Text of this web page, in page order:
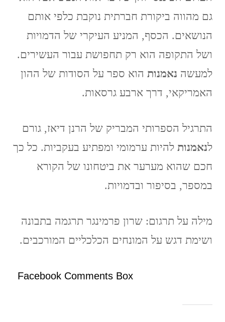
גם מהווה ביקורת חברתית נוקבת כלפי אותם
הנושאים. הכסף, המניע העיקרי של הדמויות
ושל התקופה הוא רק תחפושת עבור העשירים.
למעשה נאמנות הוא ספר על הסודות של ההון
האמריקאי, דרך ארבע גרסאות.
התרגיל הספרותי המבריק של הרנן דיאז, גורם
לנאמנות להיות ערמומי ומפתיע בעקביות. כל כך
חכם שהוא מערער את ביטחונו של הקורא
במספר, בסיפור ובדמויות.
מילה על תרגום: שרון פרמינגר תרגמה בתבונה
ושימת דגש על המונחים הכלכליים המורכבים.
Facebook Comments Box